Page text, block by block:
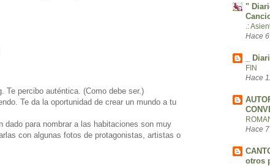
Te percibo auténtica. (Como debe ser.)
Te da la oportunidad de crear un mundo a tu
dado para nombrar a las habitaciones son muy
con algunas fotos de protagonistas, artistas o
"
.:
Hace
_
FIN
Hace
Hace
otros